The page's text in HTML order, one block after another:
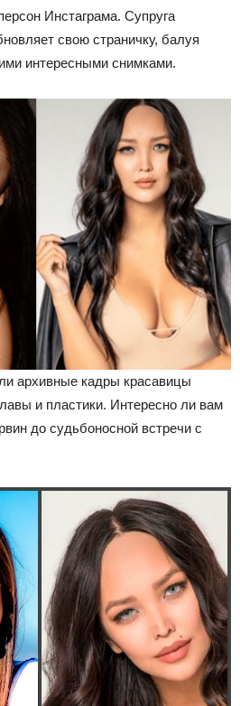
Инстаграма. Супруга
свою страничку, балуя
интересными снимками.
архивные кадры красавицы
и пластики. Интересно ли вам
до судьбоносной встречи с